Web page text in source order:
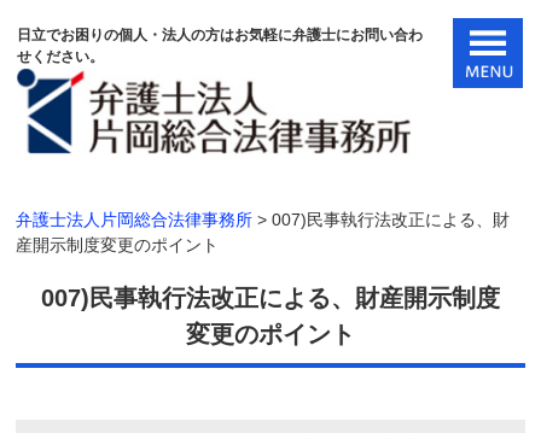
日立でお困りの個人・法人の方はお気軽に弁護士にお問い合わ
せください。
弁護士法人片岡総合法律事務所 >007)民事執行法改正による、財
産開示制度変更のポイント
007)民事執行法改正による、財産開示制度
変更のポイント